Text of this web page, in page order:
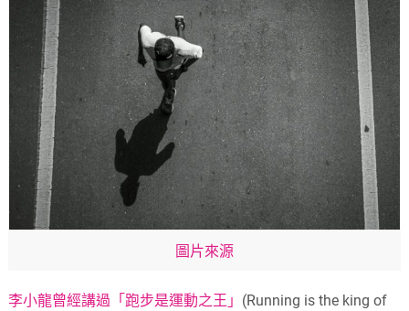
size.size.size.
圖片來源
李小龍曾經講過「跑步是運動之王」 (Running is the king of